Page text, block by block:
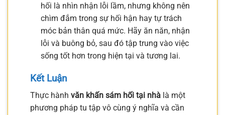
hối là nhìn nhận lỗi lầm, nhưng không nên
chìm đắm trong sự hối hận hay tự trách
móc bản thân quá mức. Hãy ăn năn, nhận
lỗi và buông bỏ, sau đó tập trung vào việc
sống tốt hơn trong hiện tại và tương lai.
Kết Luận
Thực hành văn khấn sám hối tại nhà là một
phương pháp tu tập vô cùng ý nghĩa và cần